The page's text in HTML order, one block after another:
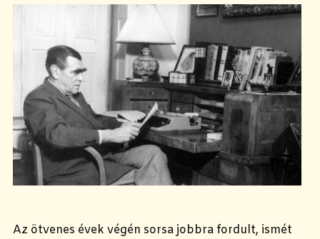
Az ötvenes évek végén sorsa jobbra fordult, ismét